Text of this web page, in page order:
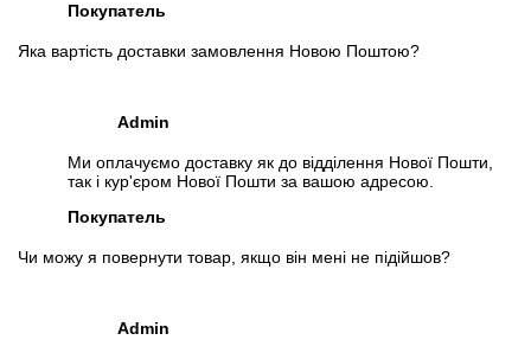
Отслеживать в Instagram
Покупатель
Яка вартість доставки замовлення Новою Поштою?
Admin
Ми оплачуємо доставку як до відділення Нової Пошти,
так і кур'єром Нової Пошти за вашою адресою.
Покупатель
Чи можу я повернути товар, якщо він мені не підійшов?
Admin